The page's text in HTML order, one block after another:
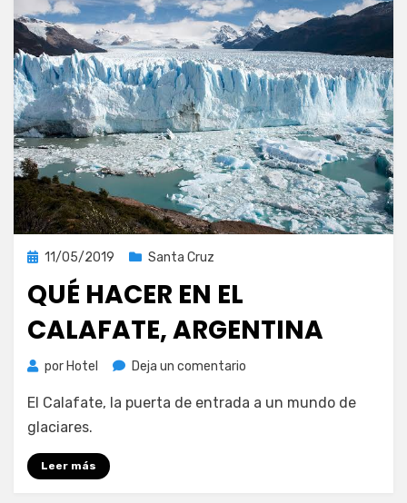
Publicada
11/05/2019 Santa Cruz
QUÉ HACER EN EL
CALAFATE, ARGENTINA
por Hotel Deja un comentario
hacer
El Calafate, la puerta de entrada a un mundo de
glaciares.
Leer más